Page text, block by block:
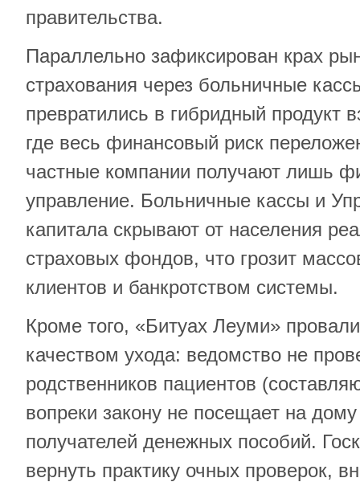
правительства.
Параллельно зафиксирован крах
страхования через больничные
превратились в гибридный продукт
где весь финансовый риск
частные компании получают лишь
управление. Больничные кассы и
капитала скрывают от населения
страховых фондов, что грозит
клиентов и банкротством системы.
Кроме того, «Битуах Леуми»
качеством ухода: ведомство не
родственников пациентов
вопреки закону не посещает на
получателей денежных пособий.
вернуть практику очных проверок,